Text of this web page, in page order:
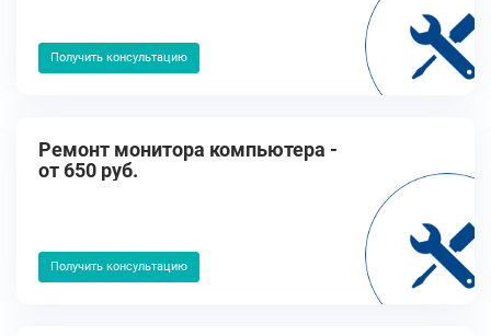
Получить консультацию
Ремонт монитора компьютера -
от 650 руб.
Получить консультацию